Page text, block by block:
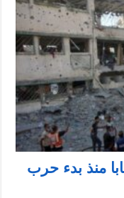
و174,250 مصابا منذ بدء حرب